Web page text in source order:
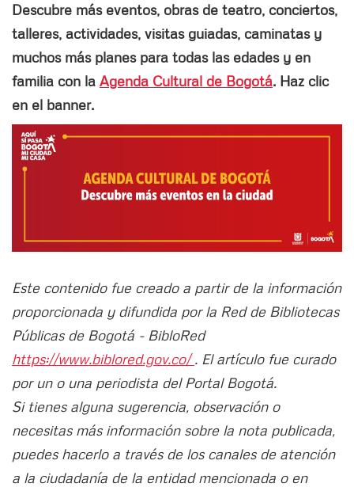
Descubre más eventos, obras de teatro, conciertos,
talleres, actividades, visitas guiadas, caminatas y
muchos más planes para todas las edades y en
familia con la Agenda Cultural de Bogotá. Haz clic
en el banner.
Este contenido fue creado a partir de la información
proporcionada y difundida por la Red de Bibliotecas
Públicas de Bogotá - BibloRed
https://www.biblored.gov.co/. El artículo fue curado
por un o una periodista del Portal Bogotá.
Si tienes alguna sugerencia, observación o
necesitas más información sobre la nota publicada,
puedes hacerlo a través de los canales de atención
a la ciudadanía de la entidad mencionada o en